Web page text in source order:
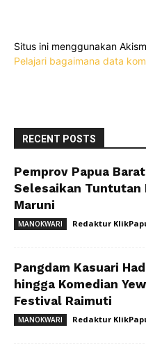
Situs ini menggunakan
Pelajari bagaimana data
RECENT POSTS
Pemprov Papua
Selesaikan Tuntutan
Maruni
MANOKWARI Redaktur
Pangdam Kasuari
hingga Komedian
Festival Raimuti
MANOKWARI Redaktur